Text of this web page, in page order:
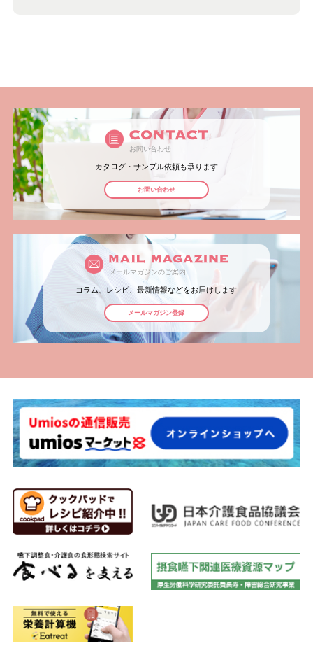
お問い合わせ
カタログ・サンプル依頼も承ります
お問い合わせ
メールマガジンのご案内
コラム、レシピ、最新情報などをお届けします
メールマガジン登録